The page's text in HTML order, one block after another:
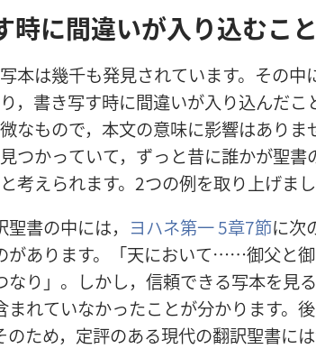
時に間違いが入り込むこ
写本は幾千も発見されています。その中
， 書き写す時に間違いが入 り込んだこ
微なもので， 本文の意味に影響はありま
見つかっていて，ずっと昔に誰かが聖書
考えられます。2つの例を取り 上げま
聖書の中には， ヨハネ第一5章7節に次
があります。「天において……御父と御
なり」。しかし， 信頼できる写本を見
まれていなかったことが分かります。 後
のため， 定評のある現代の翻訳聖書には